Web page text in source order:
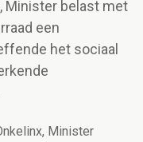
Minister belast met
een
het sociaal
Minister